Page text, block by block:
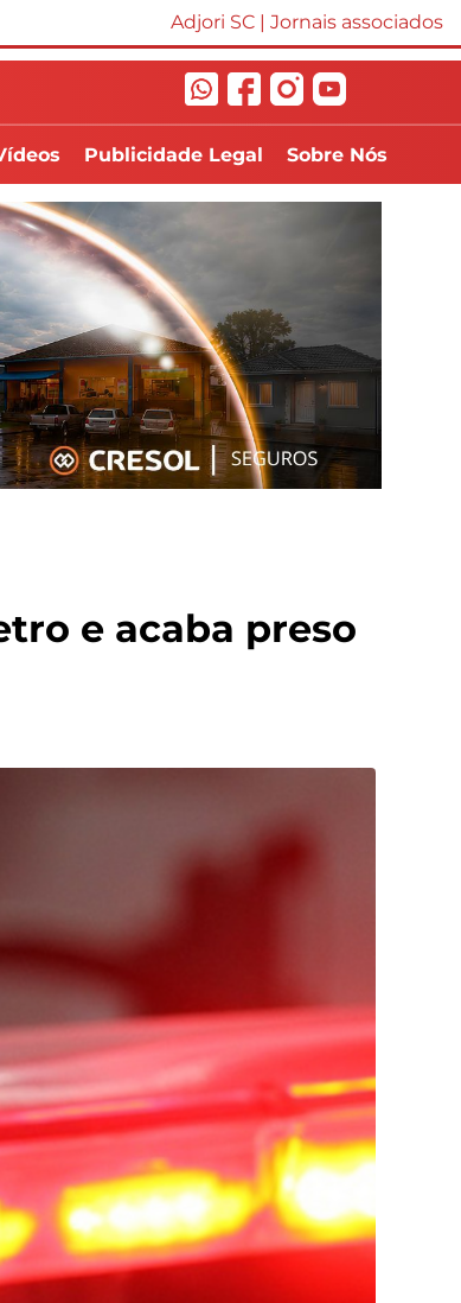
Adjori SC | Jornais associados
Publicidade Legal Sobre Nós
e acaba preso